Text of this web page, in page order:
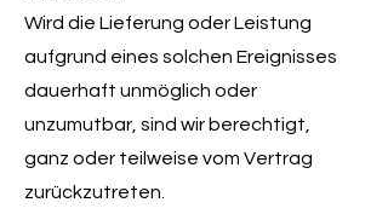
Wird die Lieferung oder Leistung
aufgrund eines solchen Ereignisses
dauerhaft unmöglich oder
unzumutbar, sind wir berechtigt,
ganz oder teilweise vom Vertrag
zurückzutreten.